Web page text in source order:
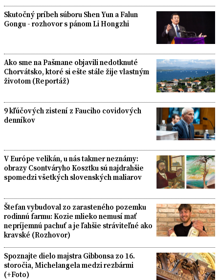
Skutočný príbeh súboru Shen Yun a Falun
Gongu - rozhovor s pánom Li Hongzhi
Ako sme na Pašmane objavili nedotknuté
Chorvátsko, ktoré si ešte stále žije vlastným
životom (Reportáž)
9 kľúčových zistení z Fauciho covidových
denníkov
V Európe velikán, u nás takmer neznámy:
obrazy Csontváryho Kosztku sú najdrahšie
spomedzi všetkých slovenských maliarov
Štefan vybudoval zo zarasteného pozemku
rodinnú farmu: Kozie mlieko nemusí mať
nepríjemnú pachuť a je ľahšie stráviteľné ako
kravské (Rozhovor)
Spoznajte dielo majstra Gibbonsa zo 16.
storočia, Michelangela medzi rezbármi
(+Foto)